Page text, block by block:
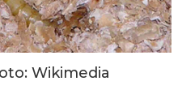
Wikimedia